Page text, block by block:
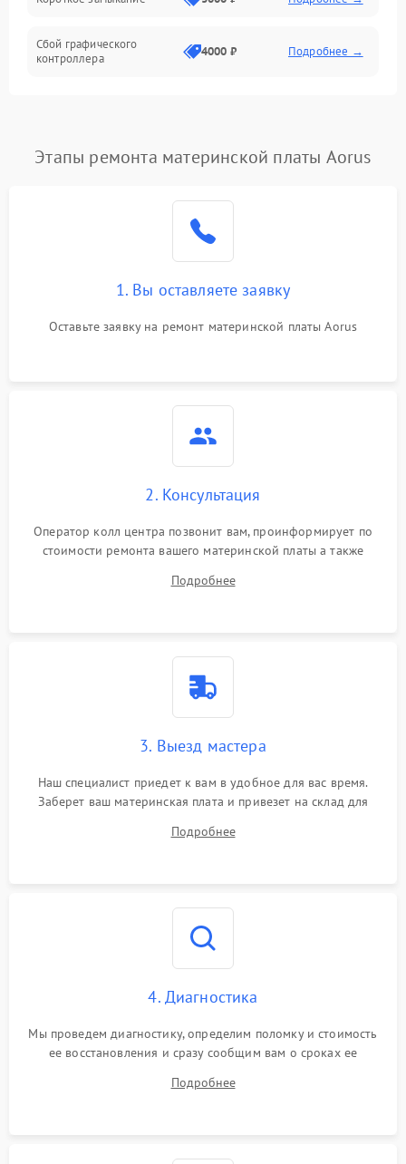
Сбой графического
контроллера
4000 ₽ Подробнее →
Этапы ремонта материнской платы Aorus
1. Вы оставляете заявку
Оставьте заявку на ремонт материнской платы Aorus
2. Консультация
Оператор колл центра позвонит вам, проинформирует по
стоимости ремонта вашего материнской платы а также
Подробнее
3. Выезд мастера
Наш специалист приедет к вам в удобное для вас время.
Заберет ваш материнская плата и привезет на склад для
Подробнее
4. Диагностика
Мы проведем диагностику, определим поломку и стоимость
ее восстановления и сразу сообщим вам о сроках ее
Подробнее